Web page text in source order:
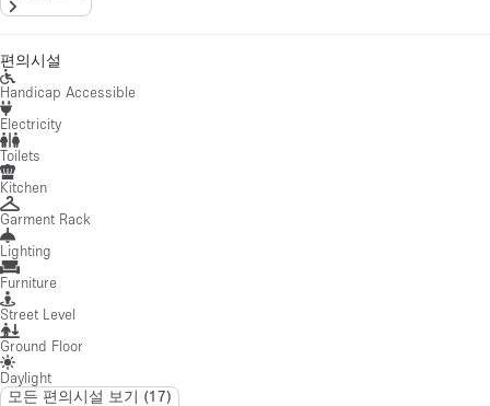
편의시설
Handicap Accessible
Electricity
Toilets
Kitchen
Garment Rack
Lighting
Furniture
Street Level
Ground Floor
Daylight
모든 편의시설 보기 (17)